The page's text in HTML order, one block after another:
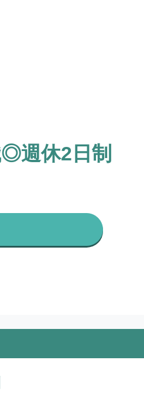
週休2日制